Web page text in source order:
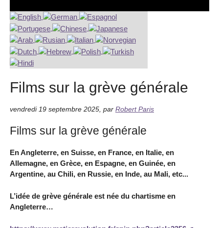
Films sur la grève générale
vendredi 19 septembre 2025 par Robert Paris
Films sur la grève générale
En Angleterre, en Suisse, en France, en Italie, en
Allemagne, en Grèce, en Espagne, en Guinée, en
Argentine, au Chili, en Russie, en Inde, au Mali, etc...
L’idée de grève générale est née du chartisme en
Angleterre…